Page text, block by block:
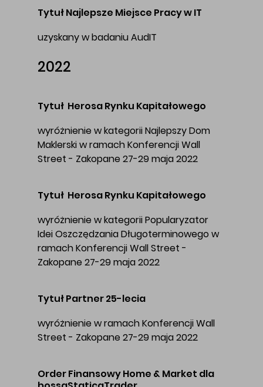
TytułNajlepsze Miejsce Pracy w IT
uzyskany w badaniu AudIT
2022
Tytuł Herosa Rynku Kapitałowego
wyróżnienie w kategorii Najlepszy Dom
Maklerski w ramach Konferencji Wall
Street - Zakopane 27-29 maja 2022
Tytuł Herosa Rynku Kapitałowego
wyróżnienie w kategorii Popularyzator
Idei Oszczędzania Długoterminowego w
ramach Konferencji Wall Street -
Zakopane 27-29 maja 2022
Tytuł Partner 25-lecia
wyróżnienie w ramach Konferencji Wall
Street - Zakopane 27-29 maja 2022
Order Finansowy Home & Market dla